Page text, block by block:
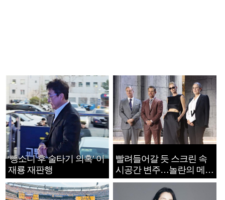
‘뺑소니 후 술타기 의혹’ 이
재룡 재판행
빨려들어갈 듯 스크린 속
시공간 변주…놀란의 메시
지는 ‘전쟁 속죄’